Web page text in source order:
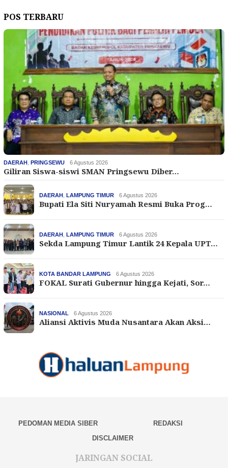
POS TERBARU
DAERAH PRINGSEWU 6 Agustus 2026
Giliran Siswa-siswi SMAN Pringsewu Diber…
DAERAH LAMPUNG TIMUR 6 Agustus 2026
Bupati Ela Siti Nuryamah Resmi Buka Prog…
DAERAH LAMPUNG TIMUR 6 Agustus 2026
Sekda Lampung Timur Lantik 24 Kepala UPT…
KOTA BANDAR LAMPUNG 6 Agustus 2026
FOKAL Surati Gubernur hingga Kejati, Sor…
NASIONAL 6 Agustus 2026
Aliansi Aktivis Muda Nusantara Akan Aksi…
PEDOMAN MEDIA SIBER
REDAKSI
DISCLAIMER
JARINGAN SOCIAL